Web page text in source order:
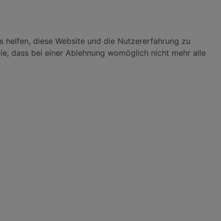
helfen, diese Website und die Nutzererfahrung zu
dass bei einer Ablehnung womöglich nicht mehr alle